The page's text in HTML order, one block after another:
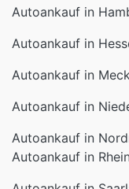
Autoankauf in
Autoankauf in